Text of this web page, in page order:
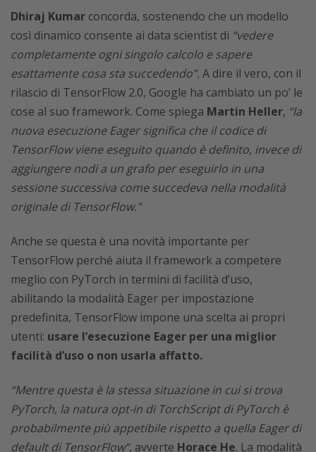
Dhiraj Kumar concorda, sostenendo che un modello
così dinamico consente ai data scientist di “vedere
completamente ogni singolo calcolo e sapere
esattamente cosa sta succedendo”. A dire il vero, con il
rilascio di TensorFlow 2.0, Google ha cambiato un po’ le
cose al suo framework. Come spiega Martin Heller, “la
nuova esecuzione Eager significa che il codice di
TensorFlow viene eseguito quando è definito, invece di
aggiungere nodi a un grafo per eseguirlo in una
sessione successiva come succedeva nella modalità
originale di TensorFlow.”
Anche se questa è una novità importante per
TensorFlow perché aiuta il framework a competere
meglio con PyTorch in termini di facilità d’uso,
abilitando la modalità Eager per impostazione
predefinita, TensorFlow impone una scelta ai propri
utenti: usare l’esecuzione Eager per una miglior
facilità d’uso o non usarla affatto.
“Mentre questa è la stessa situazione in cui si trova
PyTorch, la natura opt-in di TorchScript di PyTorch è
probabilmente più appetibile rispetto a quella Eager di
default di TensorFlow”, avverte Horace He. La modalità